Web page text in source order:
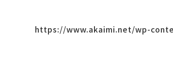
https://www.akaimi.net/wp-